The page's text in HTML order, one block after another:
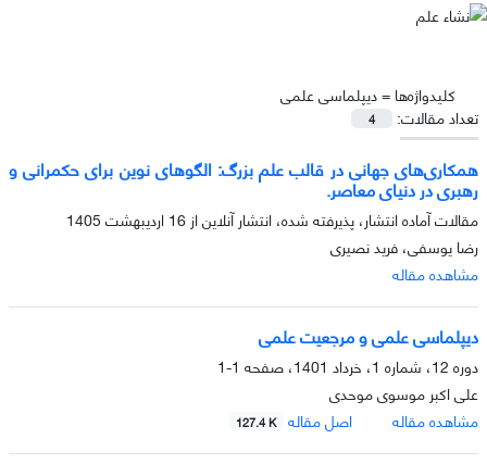
کلیدواژه‌ها =دیپلماسی علمی
تعداد مقالات:
4
همکاری‌های جهانی در قالب علم بزرگ: الگوهای نوین برای حکمرانی و
رهبری در دنیای معاصر.
مقالات آماده انتشار، پذیرفته شده، انتشار آنلاین از 16 اردیبهشت 1405
رضا یوسفی، فرید نصیری
مشاهده مقاله
دیپلماسی علمی و مرجعیت علمی
دوره 12، شماره 1، خرداد 1401، صفحه
1-1
علی اکبر موسوی موحدی
مشاهده مقاله
اصل مقاله 127.4 K